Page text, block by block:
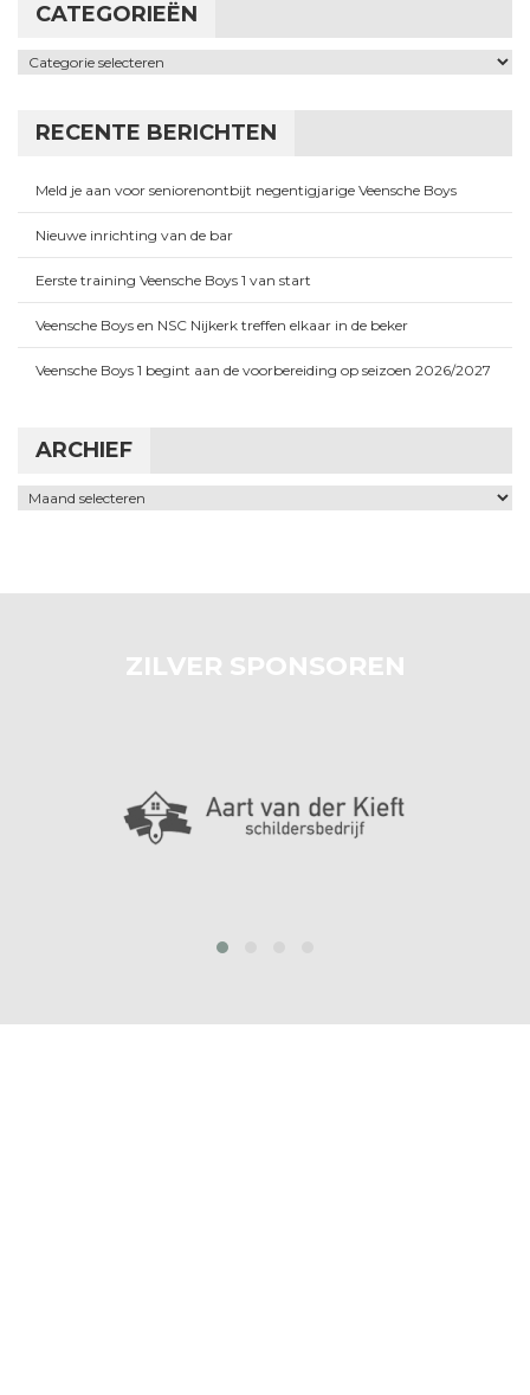
CATEGORIEËN
Categorieën
RECENTE BERICHTEN
Meld je aan voor seniorenontbijt negentigjarige Veensche Boys
Nieuwe inrichting van de bar
Eerste training Veensche Boys 1 van start
Veensche Boys en NSC Nijkerk treffen elkaar in de beker
Veensche Boys 1 begint aan de voorbereiding op seizoen 2026/2027
ARCHIEF
Archief
ZILVER SPONSOREN
prev